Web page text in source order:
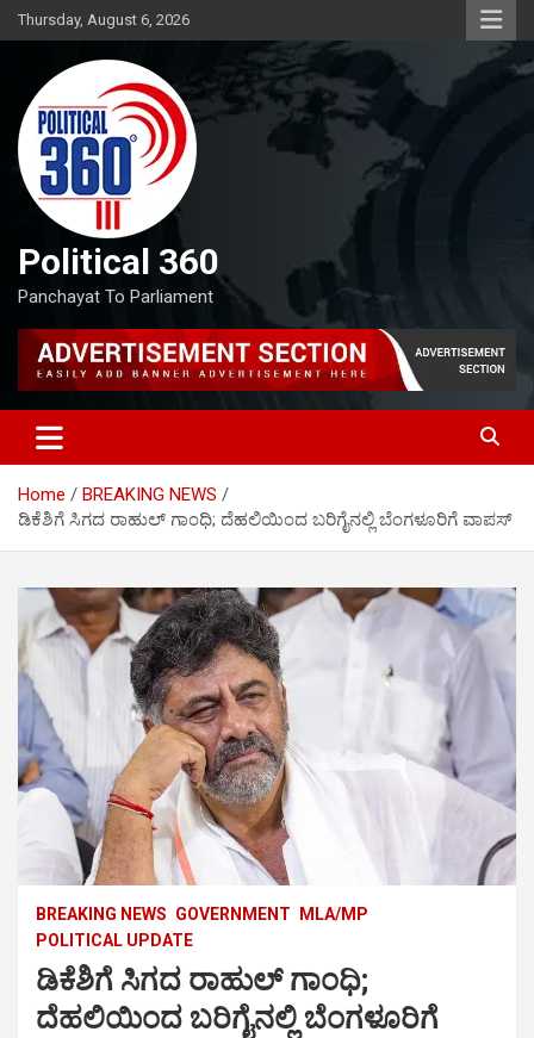
Skip
to
Thursday, August 6, 2026
Political 360
Panchayat To Parliament
Home
BREAKING NEWS
ಡಿಕೆಶಿಗೆ ಸಿಗದ ರಾಹುಲ್‌ ಗಾಂಧಿ; ದೆಹಲಿಯಿಂದ ಬರಿಗೈನಲ್ಲಿ ಬೆಂಗಳೂರಿಗೆ ವಾಪಸ್
BREAKING NEWS GOVERNMENT
MLA/MP
POLITICAL UPDATE
ಡಿಕೆಶಿಗೆ ಸಿಗದ ರಾಹುಲ್‌ ಗಾಂಧಿ;
ದೆಹಲಿಯಿಂದ ಬರಿಗೈನಲ್ಲಿ ಬೆಂಗಳೂರಿಗೆ